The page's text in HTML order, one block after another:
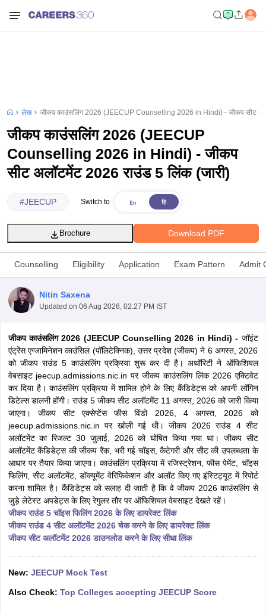
Syllabus JEE Main Study MaterialJEE Main Answer Key
View All
JEE Advanced Exam Pattern JEE Advanced Answer Key
JEE
GATE Cutoff GATE Result
View All GATE Articles
EAMCET Exam Pattern
AP EAMCET Answer Key AP EAMCET Cutoff
EAMCET Exam Pattern
TS EAMCET Answer Key TS EAMCET Cutoff
MHT CET Answer Key MHT CET Cutoff MHT CET Result
MHT
KCET Cutoff KCET Result View All KCET Articles
Answer Key
VITEEE Cutoff VITEEE Result
View All VITEEE Articles
Answer Key
BITSAT Cutoff BITSAT Result View All BITSAT Articles
M.Arch Colleges in India
Phd Colleges in India
Accepting GATE
Engineering Colleges in India Accepting AP EAMCET
Engineering Colleges in
in Andhra PradeshEngineering Colleges in Madhya Pradesh
Colleges in IndiaTop Private Engineering Colleges in India
लेख जीकप काउंसलिंग 2026 (JEECUP Counselling 2026 in Hindi) - जीकप सीट
जीकप काउंसलिंग 2026 (JEECUP
Counselling 2026 in Hindi) - जीकप
सीट अलॉटमेंट 2026 राउंड 5 लिंक (जारी)
#JEECUP Switch to
Download PDF
Brochure
Counselling Eligibility Application Exam Pattern Admit
Nitin Saxena
Updated on 06 Aug 2026, 02:27 PM IST
जीकप काउंसलिंग 2026 (JEECUP Counselling 2026 in Hindi) - जॉइंट
एंट्रेंस एग्जामिनेशन काउंसिल (पॉलिटेक्निक), उत्तर प्रदेश (जीकप) ने 6 अगस्त, 2026
को जीकप राउंड 5 काउंसलिंग प्रक्रिया शुरू कर दी है। अथॉरिटी ने ऑफिशियल
वेबसाइट jeecup.admissions.nic.in पर जीकप काउंसलिंग लिंक 2026 एक्टिवेट
कर दिया है। काउंसलिंग प्रक्रिया में शामिल होने के लिए कैंडिडेट्स को अपनी लॉगिन
डिटेल्स डालनी होंगी। राउंड 5 जीकप सीट अलॉटमेंट 11 अगस्त, 2026 को जारी किया
जाएगा। जीकप सीट एक्सेप्टेंस फीस विंडो 2026, 4 अगस्त, 2026 को
jeecup.admissions.nic.in पर खोली गई थी। जीकप 2026 राउंड 4 सीट
अलॉटमेंट का रिजल्ट 30 जुलाई, 2026 को घोषित किया गया था। जीकप सीट
अलॉटमेंट कैंडिडेट्स की जीकप रैंक, भरी गई चॉइस, कैटेगरी और सीट की उपलब्धता के
आधार पर तैयार किया जाएगा। काउंसलिंग प्रक्रिया में रजिस्ट्रेशन, फीस पेमेंट, चॉइस
फिलिंग, सीट अलॉटमेंट, डॉक्यूमेंट वेरिफिकेशन और अलॉट किए गए इंस्टिट्यूट में रिपोर्ट
करना शामिल है। कैंडिडेट्स को सलाह दी जाती है कि वे जीकप 2026 काउंसलिंग से
जुड़े लेटेस्ट अपडेट्स के लिए रेगुलर तौर पर ऑफिशियल वेबसाइट देखते रहें।
जीकप राउंड 5 चॉइस फिलिंग 2026 के लिए डायरेक्ट लिंक
जीकप राउंड 4 सीट अलॉटमेंट 2026 चेक करने के लिए डायरेक्ट लिंक
जीकप सीट अलॉटमेंट 2026 डाउनलोड करने के लिए सीधा लिंक
New: JEECUP Mock Test
Also Check: Top Colleges accepting JEECUP Score